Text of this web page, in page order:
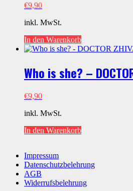
€9,90
inkl. MwSt.
In den Warenkorb
Who is she? –
€9,90
inkl. MwSt.
In den Warenkorb
Impressum
Datenschutzbelehrung
AGB
Widerrufsbelehrung